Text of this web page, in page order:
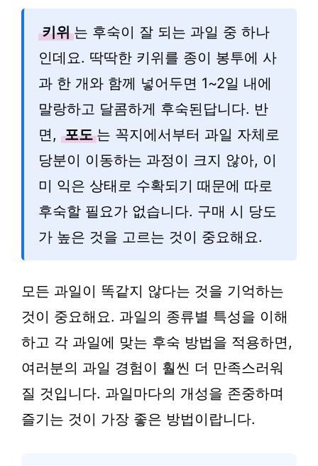
키위 는 후숙이 잘 되는 과일 중 하나
인데요. 딱딱한 키위를 종이 봉투에 사
과 한 개와 함께 넣어두면 1~2일 내에
말랑하고 달콤하게 후숙된답니다. 반
면, 포도 는 꼭지에서부터 과일 자체로
당분이 이동하는 과정이 크지 않아, 이
미 익은 상태로 수확되기 때문에 따로
후숙할 필요가 없습니다. 구매 시 당도
가 높은 것을 고르는 것이 중요해요.
모든 과일이 똑같지 않다는 것을 기억하는
것이 중요해요. 과일의 종류별 특성을 이해
하고 각 과일에 맞는 후숙 방법을 적용하면,
여러분의 과일 경험이 훨씬 더 만족스러워
질 것입니다. 과일마다의 개성을 존중하며
즐기는 것이 가장 좋은 방법이랍니다.